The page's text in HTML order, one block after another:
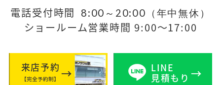
電話受付時間 8:00～20:00（年中無休）
ショールーム営業時間 9:00～17:00
来店予約
【完全予約制】
LINE
見積もり